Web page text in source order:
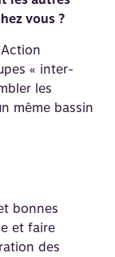
vous ?
« inter-
les
même bassin
bonnes
et faire
des